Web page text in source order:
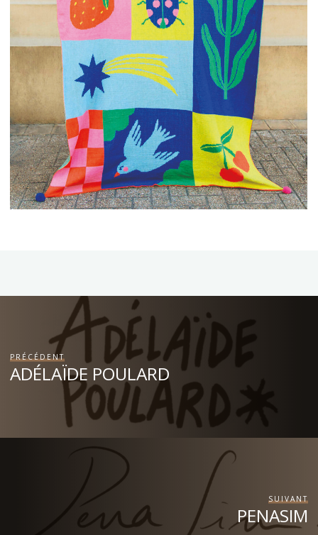
PRÉCÉDENT
ADÉLAÏDE POULARD
SUIVANT
PENASIM